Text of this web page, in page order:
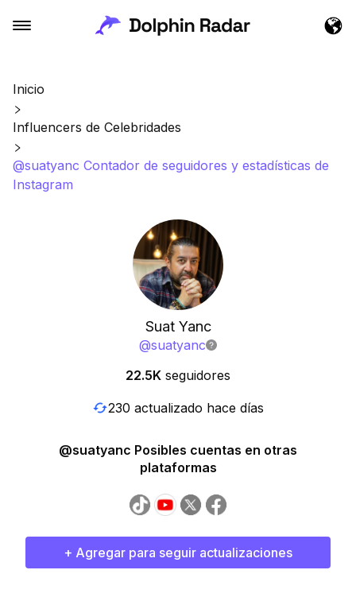
Inicio
Influencers de Celebridades
@suatyanc Contador de seguidores y estadísticas de
Instagram
Suat Yanc
@suatyanc
22.5K seguidores
230 actualizado hace días
@suatyanc Posibles cuentas en otras
plataformas
+ Agregar para seguir actualizaciones